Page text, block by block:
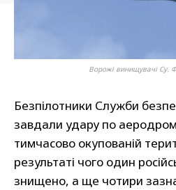
Ворожі винищувачі Су.
Безпілотники Служби
завдали удару по
тимчасово окупованій
результаті чого один
знищено, а ще чотири